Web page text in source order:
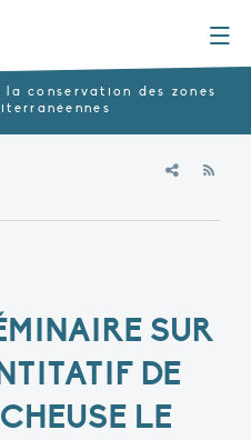
conservation des zones
SUR
DE
LE